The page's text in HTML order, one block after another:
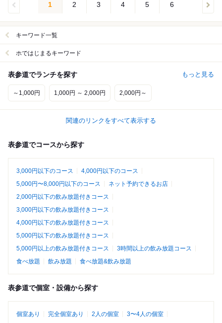
1 2 3 4 5 6
キーワード一覧
ホではじまるキーワード
表参道でランチを探す もっと見る
～1,000円 1,000円 ～ 2,000円 2,000円～
関連のリンクをすべて表示する
表参道でコースから探す
3,000円以下のコース
4,000円以下のコース
5,000円〜8,000円以下のコース
ネット予約できるお店
2,000円以下の飲み放題付きコース
3,000円以下の飲み放題付きコース
4,000円以下の飲み放題付きコース
5,000円以下の飲み放題付きコース
5,000円以上の飲み放題付きコース
3時間以上の飲み放題コース
食べ放題
飲み放題 食べ放題&飲み放題
表参道で個室・設備から探す
個室あり 完全個室あり 2人の個室
3〜4人の個室